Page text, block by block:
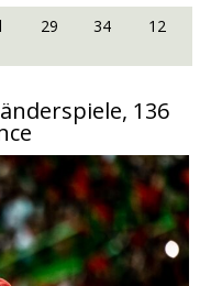
29 34 12
136